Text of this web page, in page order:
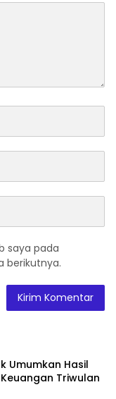
saya pada
berikutnya.
Umumkan Hasil
Triwulan